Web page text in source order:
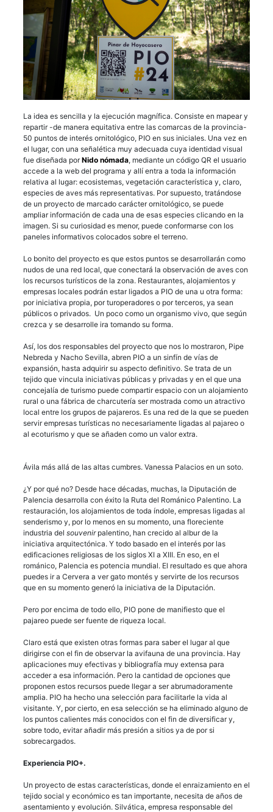
La idea es sencilla y la ejecución magnífica. Consiste en mapear y
repartir -de manera equitativa entre las comarcas de la provincia-
50 puntos de interés ornitológico, PIO en sus iniciales. Una vez en
el lugar, con una señalética muy adecuada cuya identidad visual
fue diseñada porNido nómada, mediante un código QR el usuario
accede a la web del programa y allí entra a toda la información
relativa al lugar: ecosistemas, vegetación característica y, claro,
especies de aves más representativas. Por supuesto, tratándose
de un proyecto de marcado carácter ornitológico, se puede
ampliar información de cada una de esas especies clicando en la
imagen. Si su curiosidad es menor, puede conformarse con los
paneles informativos colocados sobre el terreno.
Lo bonito del proyecto es que estos puntos se desarrollarán como
nudos de una red local, que conectará la observación de aves con
los recursos turísticos de la zona. Restaurantes, alojamientos y
empresas locales podrán estar ligados a PIO de una u otra forma:
por iniciativa propia, por turoperadores o por terceros, ya sean
públicos o privados. Un poco como un organismo vivo, que según
crezca y se desarrolle ira tomando su forma.
Así, los dos responsables del proyecto que nos lo mostraron, Pipe
Nebreda y Nacho Sevilla, abren PIO a un sinfín de vías de
expansión, hasta adquirir su aspecto definitivo. Se trata de un
tejido que vincula iniciativas públicas y privadas y en el que una
concejalía de turismo puede compartir espacio con un alojamiento
rural o una fábrica de charcutería ser mostrada como un atractivo
local entre los grupos de pajareros. Es una red de la que se pueden
servir empresas turísticas no necesariamente ligadas al pajareo o
al ecoturismo y que se añaden como un valor extra.
Ávila más allá de las altas cumbres. Vanessa Palacios en un soto.
¿Y por qué no? Desde hace décadas, muchas, la Diputación de
Palencia desarrolla con éxito la Ruta del Románico Palentino. La
restauración, los alojamientos de toda índole, empresas ligadas al
senderismo y, por lo menos en su momento, una floreciente
industria del souvenirpalentino, han crecido al albur de la
iniciativa arquitectónica. Y todo basado en el interés por las
edificaciones religiosas de los siglos XI a XIII. En eso, en el
románico, Palencia es potencia mundial. El resultado es que ahora
puedes ir a Cervera a ver gato montés y servirte de los recursos
que en su momento generó la iniciativa de la Diputación.
Pero por encima de todo ello, PIO pone de manifiesto que el
pajareo puede ser fuente de riqueza local.
Claro está que existen otras formas para saber el lugar al que
dirigirse con el fin de observar la avifauna de una provincia. Hay
aplicaciones muy efectivas y bibliografía muy extensa para
acceder a esa información. Pero la cantidad de opciones que
proponen estos recursos puede llegar a ser abrumadoramente
amplia. PIO ha hecho una selección para facilitarle la vida al
visitante. Y, por cierto, en esa selección se ha eliminado alguno de
los puntos calientes más conocidos con el fin de diversificar y,
sobre todo, evitar añadir más presión a sitios ya de por si
sobrecargados.
Experiencia PIO+.
Un proyecto de estas características, donde el enraizamiento en el
tejido social y económico es tan importante, necesita de años de
asentamiento y evolución. Silvática, empresa responsable del